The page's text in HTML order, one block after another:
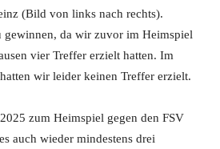
(Bild von links nach rechts).
gewinnen, da wir zuvor im Heimspiel
vier Treffer erzielt hatten. Im
wir leider keinen Treffer erzielt.
zum Heimspiel gegen den FSV
auch wieder mindestens drei